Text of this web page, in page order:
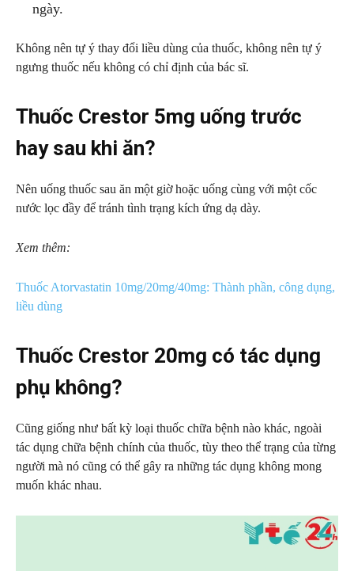
ngày.
Không nên tự ý thay đổi liều dùng của thuốc, không nên tự ý
ngưng thuốc nếu không có chỉ định của bác sĩ.
Thuốc Crestor 5mg uống trước
hay sau khi ăn?
Nên uống thuốc sau ăn một giờ hoặc uống cùng với một cốc
nước lọc đầy để tránh tình trạng kích ứng dạ dày.
Xem thêm:
Thuốc Atorvastatin 10mg/20mg/40mg: Thành phần, công dụng,
liều dùng
Thuốc Crestor 20mg có tác dụng
phụ không?
Cũng giống như bất kỳ loại thuốc chữa bệnh nào khác, ngoài
tác dụng chữa bệnh chính của thuốc, tùy theo thể trạng của từng
người mà nó cũng có thể gây ra những tác dụng không mong
muốn khác nhau.